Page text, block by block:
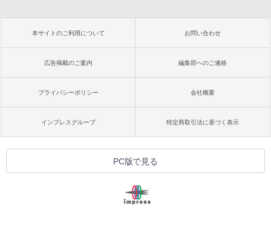
本サイトのご利用について お問い合わせ
広告掲載のご案内 編集部へのご連絡
プライバシーポリシー 会社概要
インプレスグループ 特定商取引法に基づく表示
PC版で見る